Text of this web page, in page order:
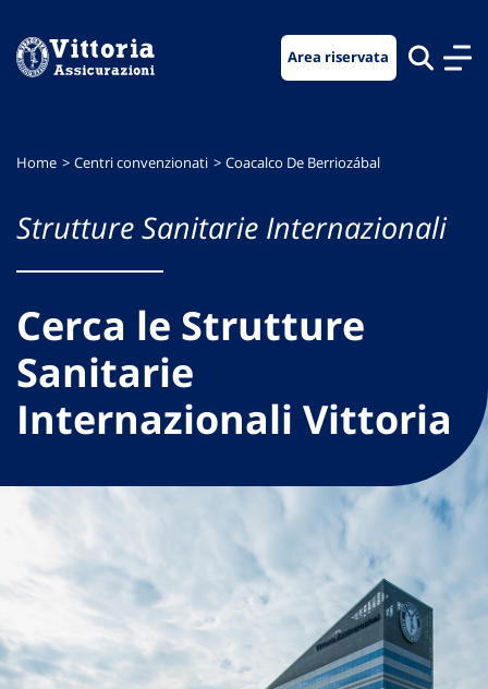
menu
contenuto
footer
Area riservata
Home Centri convenzionati Coacalco De Berriozábal
Strutture Sanitarie Internazionali
Cerca le Strutture
Sanitarie
Internazionali Vittoria